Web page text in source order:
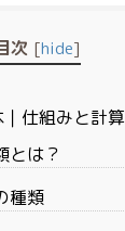
次 [hide]
仕組みと計
とは？
種類